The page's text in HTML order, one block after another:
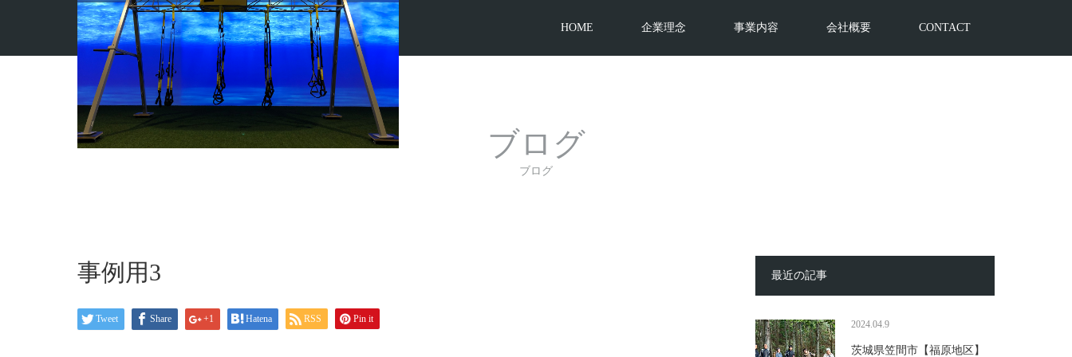
HOME 企業理念 事業内容 会社概要 CONTACT
ホーム
ブログ 事例用3
ブログ
ブログ
事例用3
Tweet Share +1 Hatena RSS Pin it
最近の記事
2024.04.9
茨城県笠間市【福原地区】